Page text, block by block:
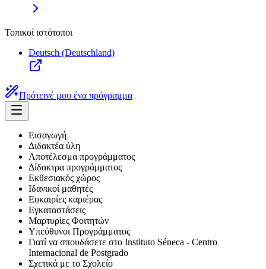
Τοπικοί ιστότοποι
Deutsch (Deutschland)
Πρότεινέ μου ένα πρόγραμμα
Εισαγωγή
Διδακτέα ύλη
Αποτέλεσμα προγράμματος
Δίδακτρα προγράμματος
Εκθεσιακός χώρος
Ιδανικοί μαθητές
Ευκαιρίες καριέρας
Εγκαταστάσεις
Μαρτυρίες Φοιτητών
Υπεύθυνοι Προγράμματος
Γιατί να σπουδάσετε στο Instituto Séneca - Centro
Internacional de Postgrado
Σχετικά με το Σχολείο